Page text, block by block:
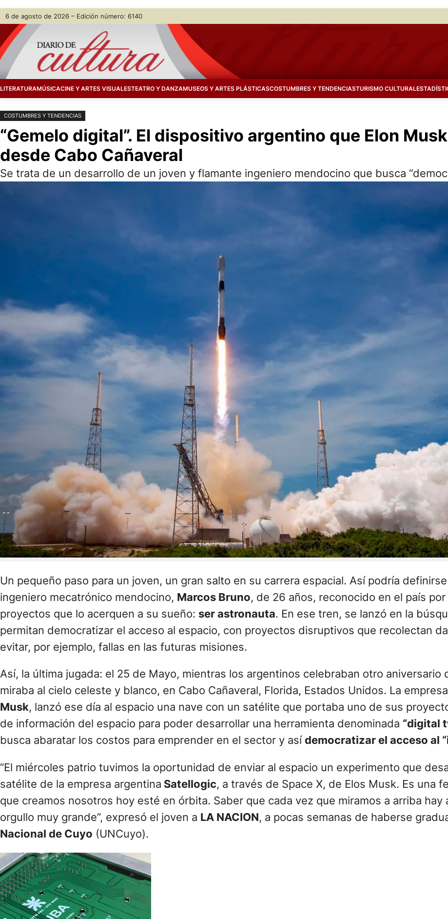
Saltar
contenido
Skip
content
6 de agosto de 2026 – Edición número: 6140
LITERATURAMÚSICACINE Y ARTES VISUALESTEATRO Y DANZAMUSEOS Y ARTES PLÁSTICASCOSTUMBRES Y TENDENCIASTURISMO CULTURAL
COSTUMBRES Y TENDENCIAS
“Gemelo digital”. El dispositivo argentino que Elon
desde Cabo Cañaveral
Se trata de un desarrollo de un joven y flamante ingeniero mendocino que busca
Un pequeño paso para un joven, un gran salto en su carrera espacial. Así podría
ingeniero mecatrónico mendocino, Marcos Bruno, de 26 años, reconocido en el país
proyectos que lo acerquen a su sueño: ser astronauta. En ese tren, se lanzó en la
permitan democratizar el acceso al espacio, con proyectos disruptivos que recolectan
evitar, por ejemplo, fallas en las futuras misiones.
Así, la última jugada: el 25 de Mayo, mientras los argentinos celebraban otro aniversario
miraba al cielo celeste y blanco, en Cabo Cañaveral, Florida, Estados Unidos. La empresa
Musk, lanzó ese día al espacio una nave con un satélite que portaba uno de sus
de información del espacio para poder desarrollar una herramienta denominada “digital
busca abaratar los costos para emprender en el sector y así democratizar el acceso al
“El miércoles patrio tuvimos la oportunidad de enviar al espacio un experimento que
satélite de la empresa argentina Satellogic, a través de Space X, de Elos Musk. Es una
que creamos nosotros hoy esté en órbita. Saber que cada vez que miramos a arriba
orgullo muy grande”, expresó el joven a LA NACION, a pocas semanas de haberse
Nacional de Cuyo (UNCuyo).